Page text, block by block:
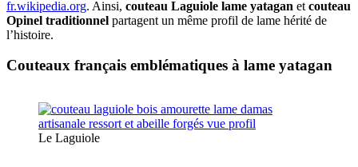
fr.wikipedia.org. Ainsi, couteau Laguiole lame yatagan et couteau
Opinel traditionnel partagent un même profil de lame hérité de
l’histoire.
Couteaux français emblématiques à lame yatagan
Le Laguiole